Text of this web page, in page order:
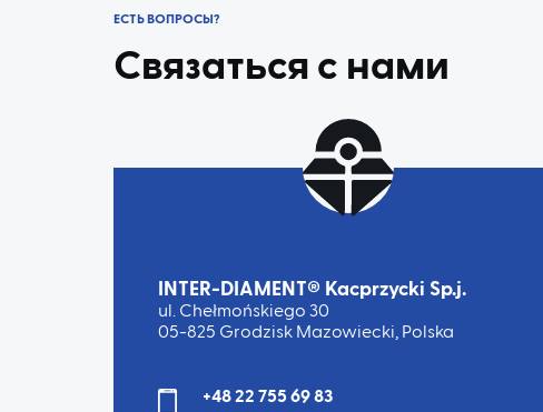
ЕСТЬ ВОПРОСЫ?
Связаться с нами
INTER-DIAMENT® Kacprzycki Sp.j.
ul. Chełmońskiego 30
05-825 Grodzisk Mazowiecki, Polska
+48 22 755 69 83